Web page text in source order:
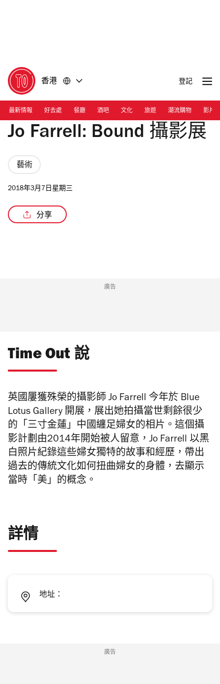
香港 登記
最新情報 好去處 餐廳 酒吧 文化 旅遊 潮流購物 影片
Jo Farrell: Bound 攝影展
藝術
2018年3月7日星期三
分享
廣告
Time Out 說
英國屢獲殊榮的攝影師 Jo Farrell 今年於 Blue
Lotus Gallery 開展，展出她拍攝當世剩餘很少
的「三寸金蓮」中國纏足婦女的相片。這個攝
影計劃由2014年開始被人留意， Jo Farrell 以黑
白照片紀錄這些婦女獨特的故事和經歷，帶出
過去的傳統文化如何扭曲婦女的身體，去顯示
當時「美」的概念。
詳情
地址：
廣告